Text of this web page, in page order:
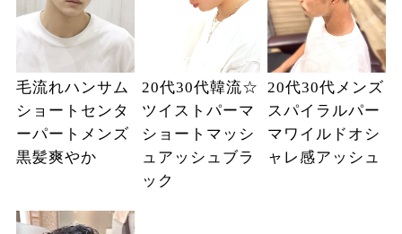
毛流れハンサム
ショートセンタ
ーパートメンズ
黒髪爽やか
20代30代韓流☆
ツイストパーマ
ショートマッシ
ュアッシュブラ
ック
20代30代メンズ
スパイラルパー
マワイルドオシ
ャレ感アッシュ